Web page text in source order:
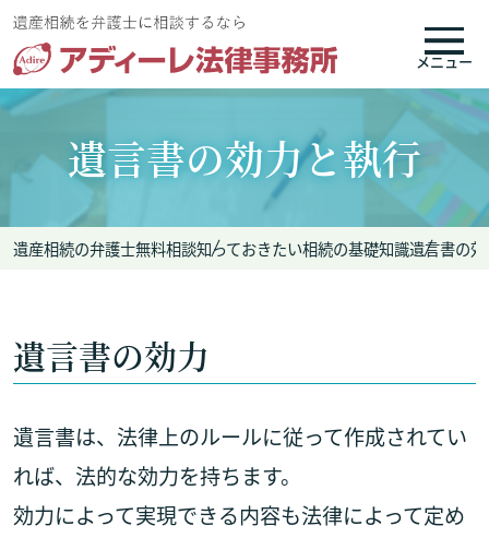
メニュー
遺言書の効力と執行
遺産相続の弁護士無料相談知っておきたい相続の基礎知識遺言書の
遺言書の効力
遺言書は、法律上のルールに従って作成されてい
れば、法的な効力を持ちます。
効力によって実現できる内容も法律によって定め